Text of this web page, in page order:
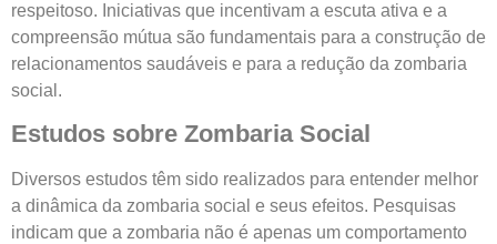
respeitoso. Iniciativas que incentivam a escuta ativa e a
compreensão mútua são fundamentais para a construção de
relacionamentos saudáveis e para a redução da zombaria
social.
Estudos sobre Zombaria Social
Diversos estudos têm sido realizados para entender melhor
a dinâmica da zombaria social e seus efeitos. Pesquisas
indicam que a zombaria não é apenas um comportamento